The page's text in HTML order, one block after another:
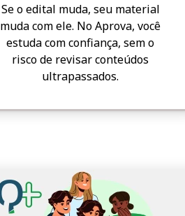
Se o edital muda, seu material
muda com ele. No Aprova, você
estuda com confiança, sem o
risco de revisar conteúdos
ultrapassados.